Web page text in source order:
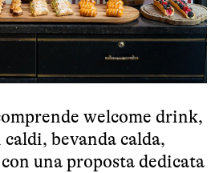
welcome drink,
bevanda calda,
una proposta dedicata